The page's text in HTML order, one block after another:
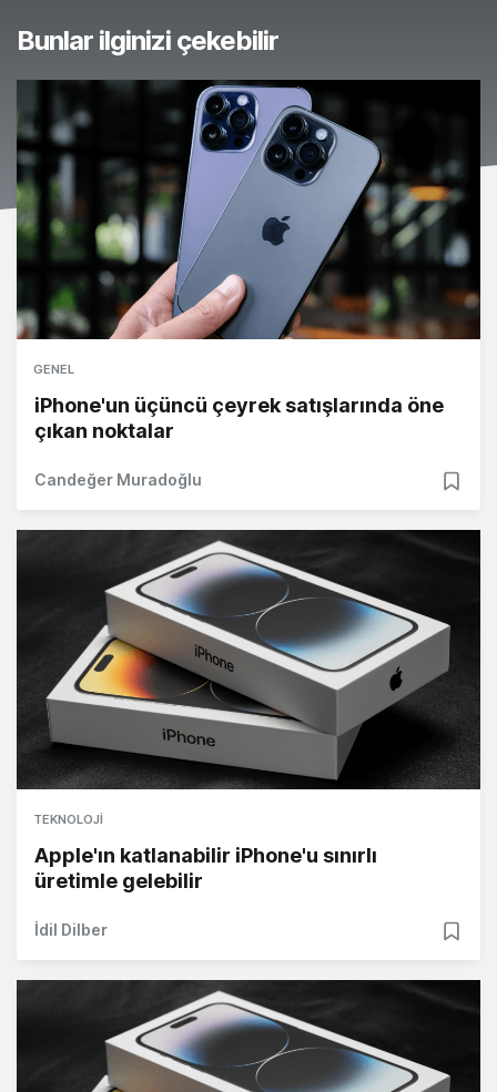
Bunlar ilginizi çekebilir
GENEL
iPhone'un üçüncü çeyrek satışlarında öne
çıkan noktalar
Candeğer Muradoğlu
TEKNOLOJI
Apple'ın katlanabilir iPhone'u sınırlı
üretimle gelebilir
İdil Dilber